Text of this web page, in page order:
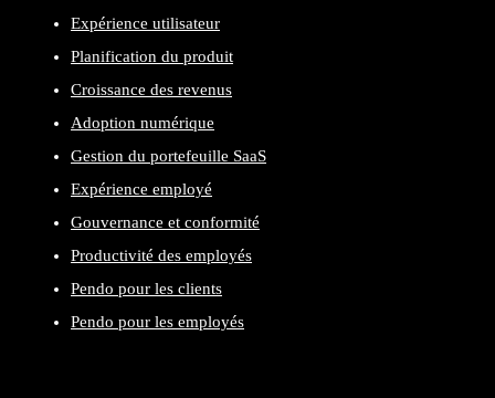
Expérience utilisateur
Planification du produit
Croissance des revenus
Adoption numérique
Gestion du portefeuille SaaS
Expérience employé
Gouvernance et conformité
Productivité des employés
Pendo pour les clients
Pendo pour les employés